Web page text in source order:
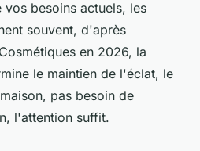
besoins actuels, les
souvent, d'après
en 2026, la
le maintien de l'éclat, le
pas besoin de
l'attention suffit.